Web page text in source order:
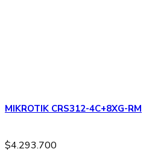
MIKROTIK CRS312-4C+8XG-RM
$4.293.700